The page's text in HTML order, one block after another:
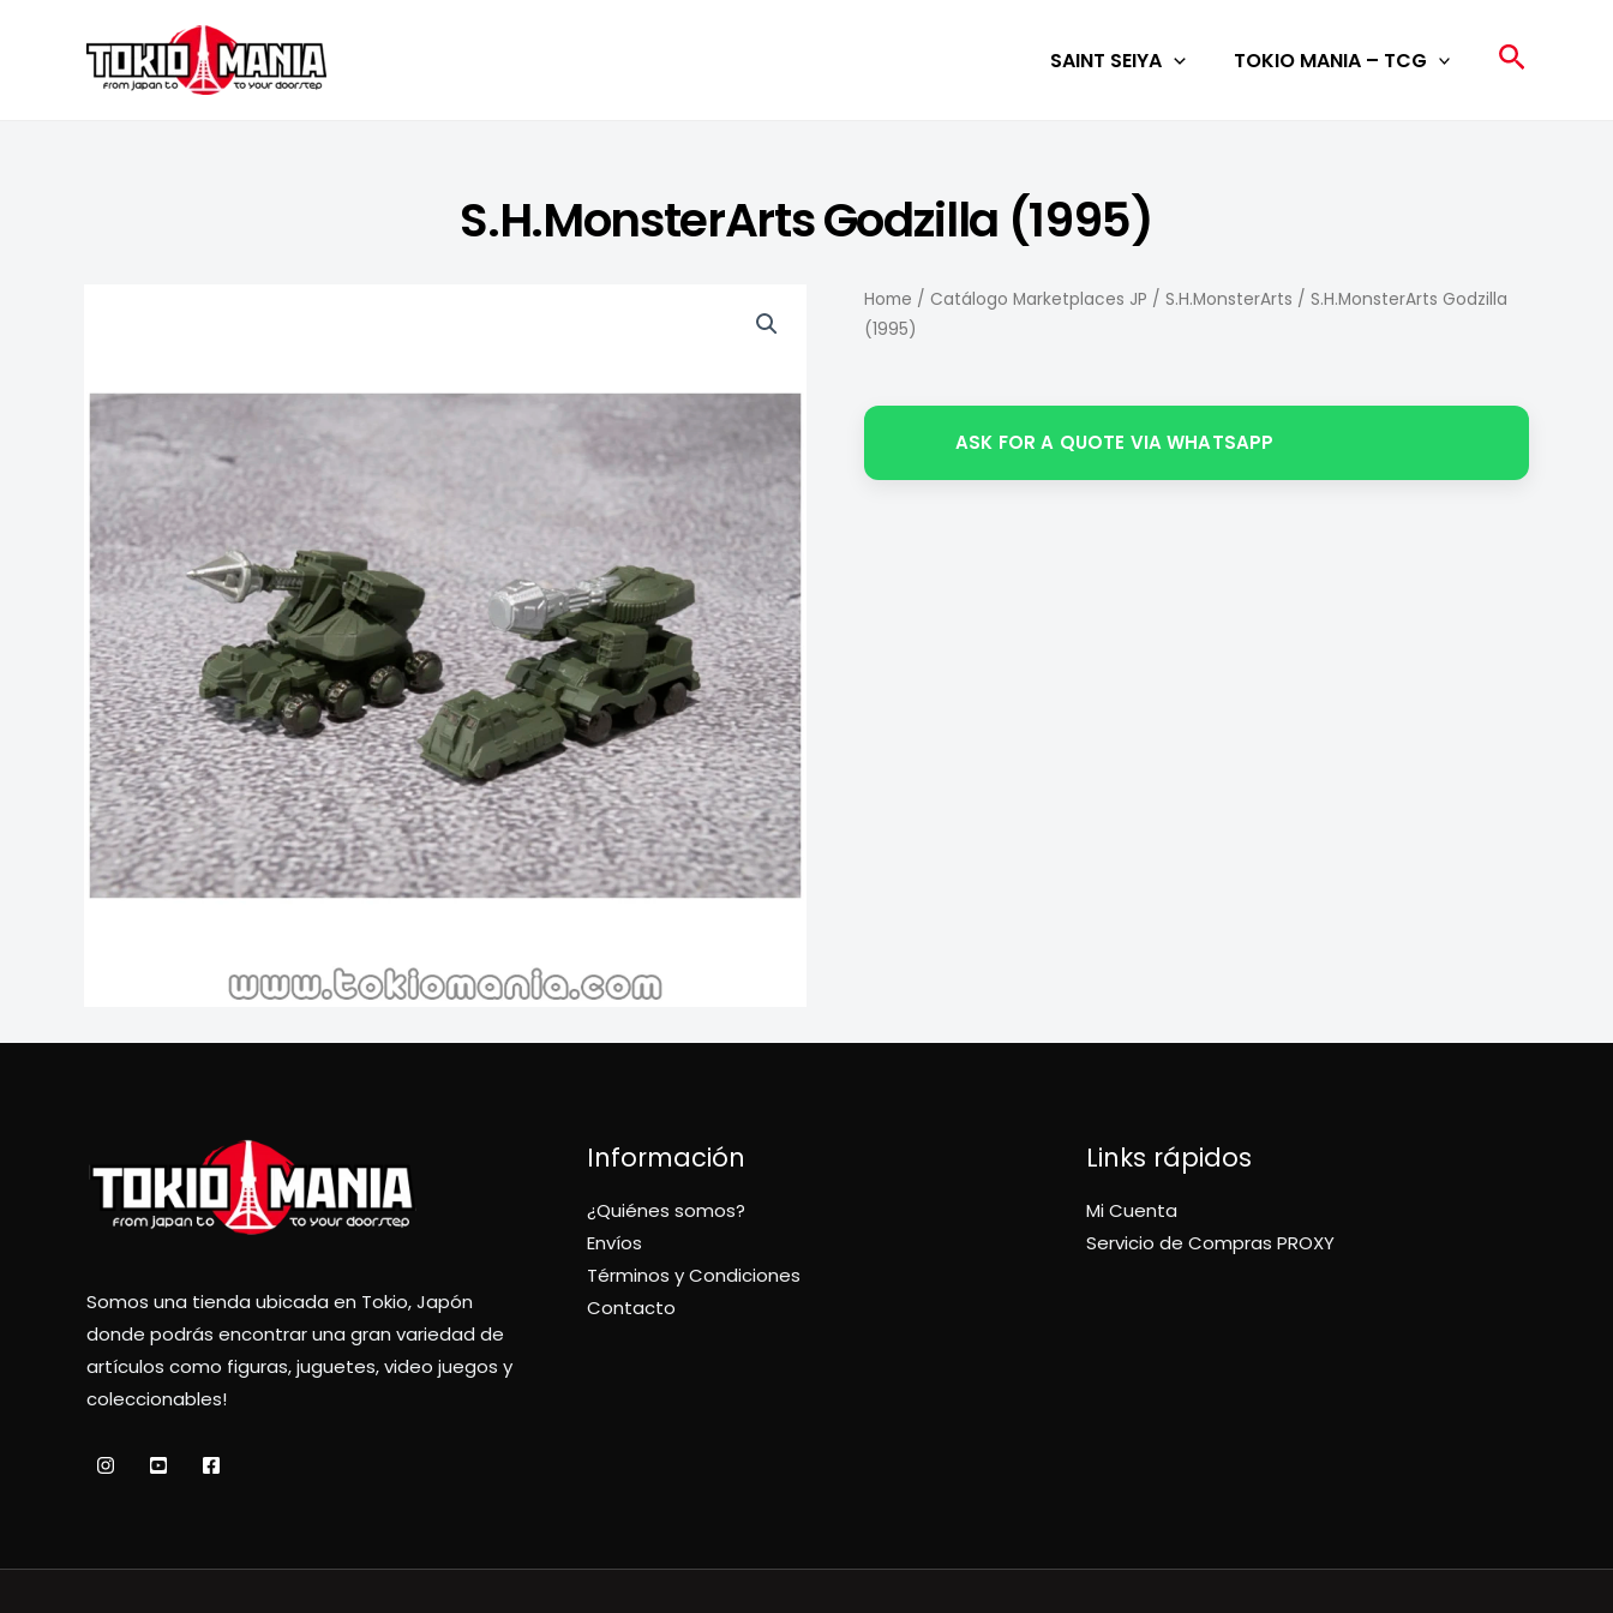
SAINT SEIYA TOKIO MANIA – TCG Search
S.H.MonsterArts Godzilla (1995)
Home /Catálogo Marketplaces JP /S.H.MonsterArts / S.H.MonsterArts Godzilla
(1995)
ASK FOR A QUOTE VIA WHATSAPP
Somos una tienda ubicada en Tokio, Japón
donde podrás encontrar una gran variedad de
artículos como figuras, juguetes, video juegos y
coleccionables!
Información
¿Quiénes somos?
Envíos
Términos y Condiciones
Contacto
Links rápidos
Mi Cuenta
Servicio de Compras PROXY